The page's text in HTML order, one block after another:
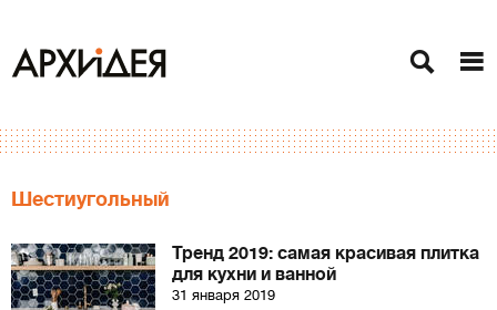
Шестиугольный
Тренд 2019: самая красивая плитка
для кухни и ванной
31 января 2019